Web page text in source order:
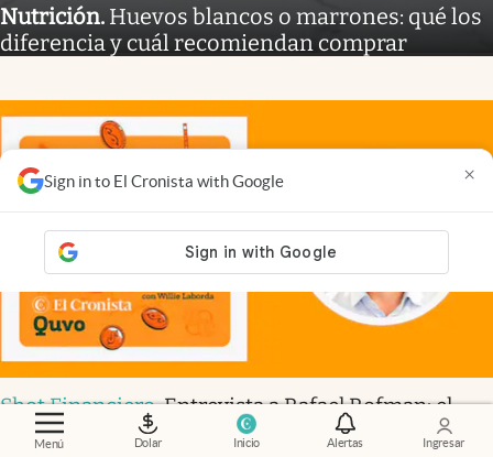
Menú Dolar Inicio Alertas Ingresar
Sign in to El Cronista with Google ×
Nutrición. Huevos blancos o marrones: qué los
diferencia y cuál recomiendan comprar
Shot Financiero.Entrevista a Rafael Rofman: el
cruce entre la economía y la demografía